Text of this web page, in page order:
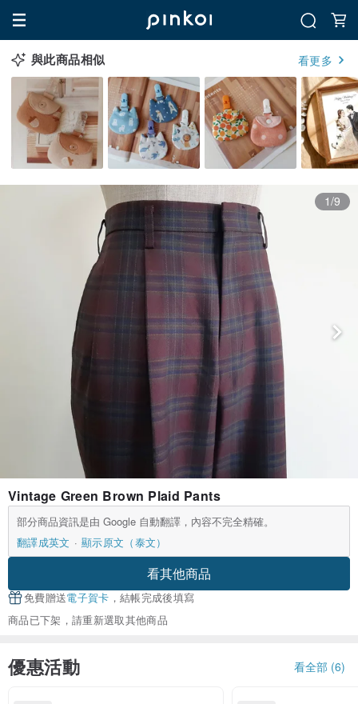
與此商品相似 看更多
1/9
Vintage Green Brown Plaid Pants
部分商品資訊是由 Google 自動翻譯，內容不完全精確。
翻譯成英文
顯示原文（泰文）
看其他商品
免費贈送電子賀卡 ，結帳完成後填寫
商品已下架，請重新選取其他商品
優惠活動 看全部 (6)